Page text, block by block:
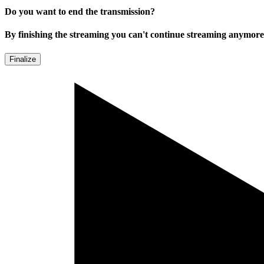
Do you want to end the transmission?
By finishing the streaming you can't continue streaming